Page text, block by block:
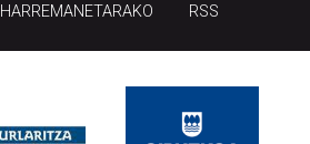
HARREMANETARAKO RSS